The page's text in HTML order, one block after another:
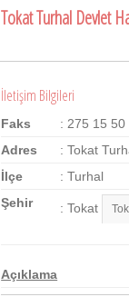
Tokat Turhal Devlet
İletişim Bilgileri
Faks
: 275 15 50
Adres
: Tokat
İlçe
: Turhal
Şehir
: Tokat
Açıklama